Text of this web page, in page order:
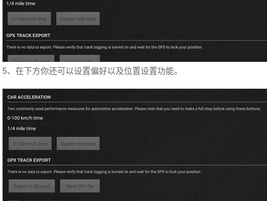
5、在下方你还可以设置偏好以及位置设置功能。